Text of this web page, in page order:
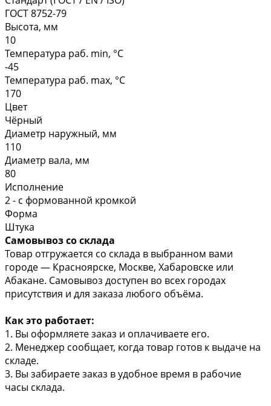
ГОСТ 8752-79
Высота, мм
10
Температура раб. min, °C
-45
Температура раб. max, °C
170
Цвет
Чёрный
Диаметр наружный, мм
110
Диаметр вала, мм
80
Исполнение
2 - с формованной кромкой
Форма
Штука
Самовывоз со склада
Товар отгружается со склада в выбранном вами
городе — Красноярске, Москве, Хабаровске или
Абакане. Самовывоз доступен во всех городах
присутствия и для заказа любого объёма.
Как это работает:
1. Вы оформляете заказ и оплачиваете его.
2. Менеджер сообщает, когда товар готов к выдаче на
складе.
3. Вы забираете заказ в удобное время в рабочие
часы склада.